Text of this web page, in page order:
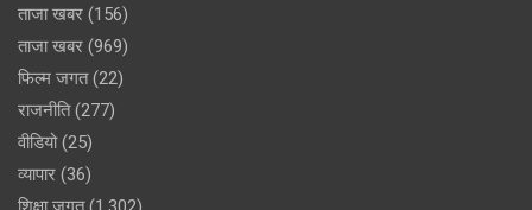
ताजा खबर (156)
ताजा खबर (969)
फिल्म जगत(22)
राजनीति(277)
वीडियो(25)
व्यापार (36)